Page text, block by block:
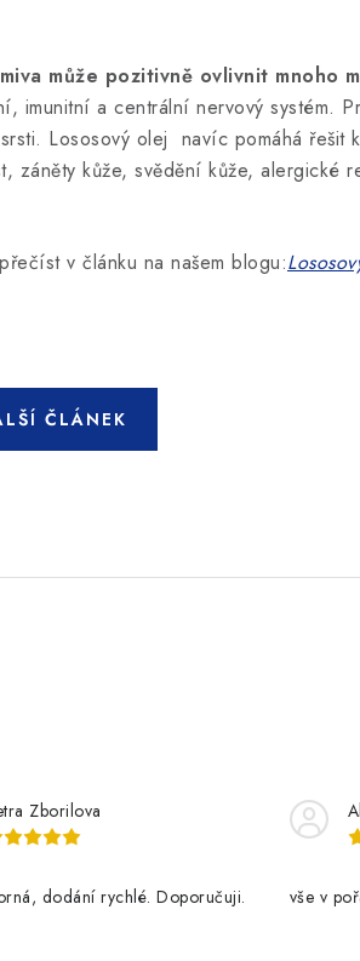
může pozitivně ovlivnit mnoho
imunitní a centrální nervový systém.
Lososový olej navíc pomáhá řešit
záněty kůže, svědění kůže, alergické
v článku na našem blogu:
ČLÁNEK
Zborilova
dodání rychlé. Doporučuji. vše v